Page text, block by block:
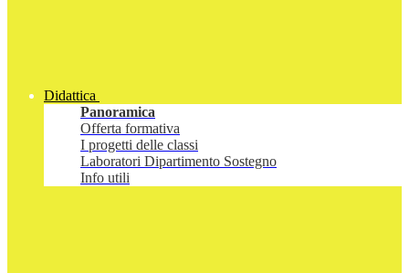
Didattica
Panoramica
Offerta formativa
I progetti delle classi
Laboratori Dipartimento Sostegno
Info utili